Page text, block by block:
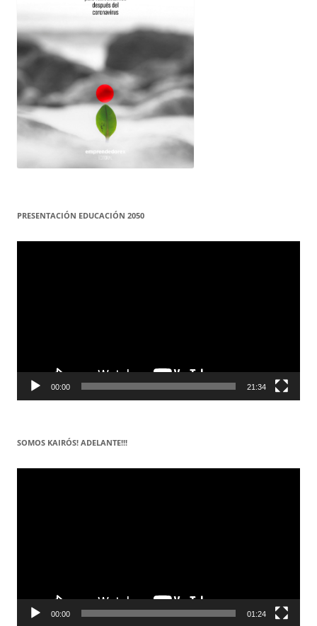
PRESENTACIÓN EDUCACIÓN 2050
Reproductor
00:00 21:34
SOMOS KAIRÓS! ADELANTE!!!
Reproductor
00:00 01:24